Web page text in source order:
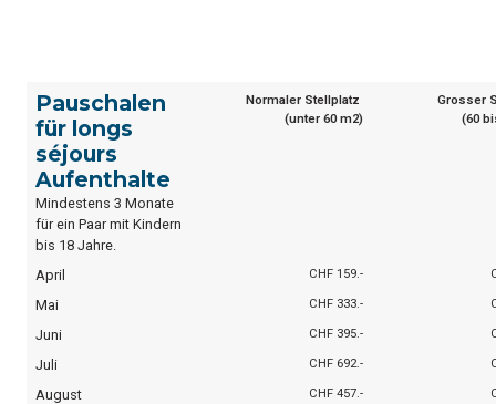
Pauschalen
für longs
séjours
Aufenthalte
Mindestens 3 Monate
für ein Paar mit Kindern
bis 18 Jahre.
Normaler Stellplatz
(unter 60 m2)
Grosser
(60
April CHF 159.-
Mai CHF 333.-
Juni CHF 395.-
Juli CHF 692.-
August CHF 457.-